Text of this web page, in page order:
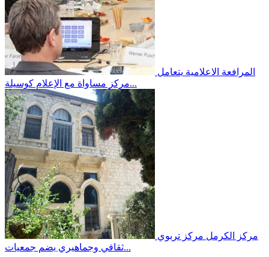
المرافعة الاعلامية يتعامل
مركز مساواة مع الإعلام كوسيلة...
مركز الكرمل مركز تربوي
ثقافي وجماهيري يضم جمعيات...